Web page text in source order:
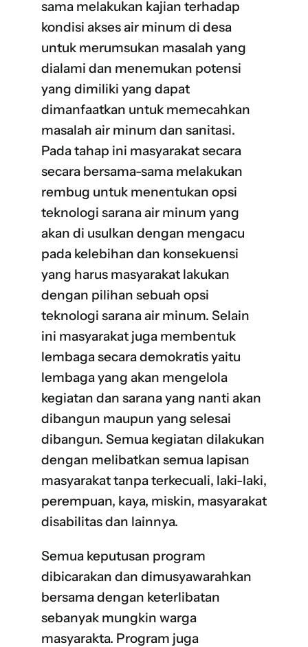
sama melakukan kajian terhadap
kondisi akses air minum di desa
untuk merumsukan masalah yang
dialami dan menemukan potensi
yang dimiliki yang dapat
dimanfaatkan untuk memecahkan
masalah air minum dan sanitasi.
Pada tahap ini masyarakat secara
secara bersama-sama melakukan
rembug untuk menentukan opsi
teknologi sarana air minum yang
akan di usulkan dengan mengacu
pada kelebihan dan konsekuensi
yang harus masyarakat lakukan
dengan pilihan sebuah opsi
teknologi sarana air minum. Selain
ini masyarakat juga membentuk
lembaga secara demokratis yaitu
lembaga yang akan mengelola
kegiatan dan sarana yang nanti akan
dibangun maupun yang selesai
dibangun. Semua kegiatan dilakukan
dengan melibatkan semua lapisan
masyarakat tanpa terkecuali, laki-laki,
perempuan, kaya, miskin, masyarakat
disabilitas dan lainnya.
Semua keputusan program
dibicarakan dan dimusyawarahkan
bersama dengan keterlibatan
sebanyak mungkin warga
masyarakta. Program juga